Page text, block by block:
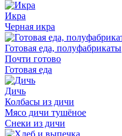
Икра
Черная икра
Готовая еда, полуфабрикаты
Почти готово
Готовая еда
Дичь
Колбасы из дичи
Мясо дичи тушёное
Снеки из дичи